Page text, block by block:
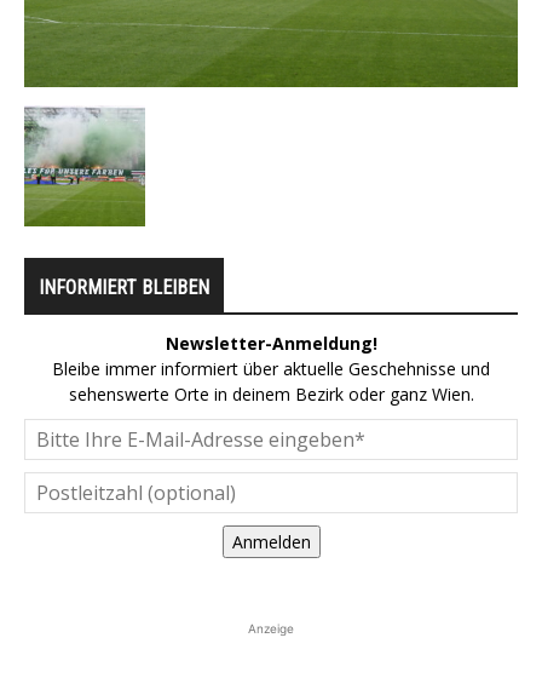
INFORMIERT BLEIBEN
Newsletter-Anmeldung!
Bleibe immer informiert über aktuelle Geschehnisse und
sehenswerte Orte in deinem Bezirk oder ganz Wien.
Anmelden
Anzeige